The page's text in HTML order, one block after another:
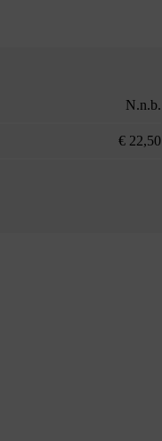
N.n.b.
€ 22,50